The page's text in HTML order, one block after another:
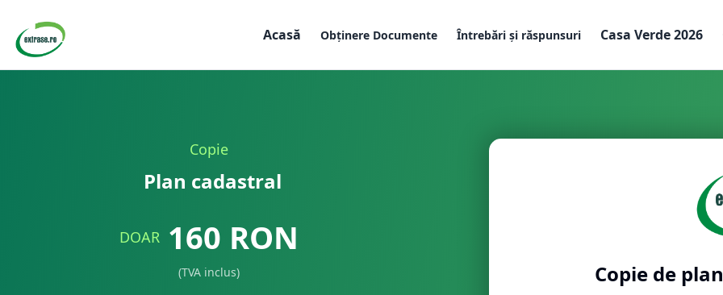
Acasă Obținere Documente Întrebări și răspunsuri Casa Verde 2026
Copie
Plan cadastral
DOAR 160 RON
(TVA inclus) Copie de